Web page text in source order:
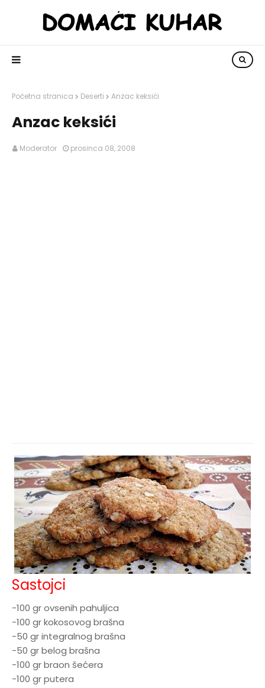
Početna stranica Deserti Anzac keksići
Anzac keksići
Moderator prosinca 08, 2008
Sastojci
-100 gr ovsenih pahuljica
-100 gr kokosovog brašna
-50 gr integralnog brašna
-50 gr belog brašna
-100 gr braon šećera
-100 gr putera